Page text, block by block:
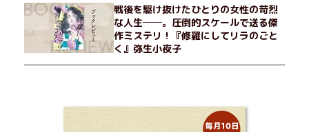
戦後を駆け抜けたひとりの女性の苛烈
な人生──。圧倒的スケールで送る傑
作ミステリ！『修羅にしてリラのごと
く』弥生小夜子